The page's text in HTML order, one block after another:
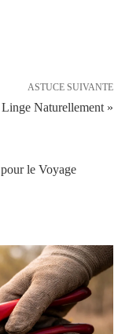
ASTUCE SUIVANTE
Naturellement »
le Voyage